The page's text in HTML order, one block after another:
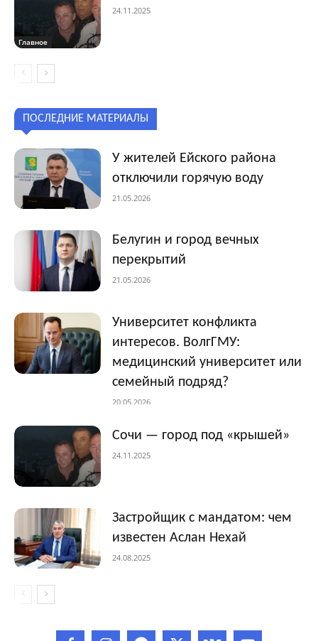
Главное
24.11.2025
ПОСЛЕДНИЕ МАТЕРИАЛЫ
У жителей Ейского района
отключили горячую воду
21.05.2026
Белугин и город вечных
перекрытий
21.05.2026
Университет конфликта
интересов. ВолгГМУ:
медицинский университет или
семейный подряд?
20.05.2026
Сочи — город под «крышей»
24.11.2025
Застройщик с мандатом: чем
известен Аслан Нехай
24.08.2025